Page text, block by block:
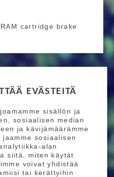
EVÄSTEITÄ
sisällön ja
sosiaalisen median
ja kävijämäärämme
sosiaalisen
alan
siitä, miten käytät
voivat yhdistää
tai kerättyihin
cartridge brake
ja pyörähuolto
saat uusimmat edut